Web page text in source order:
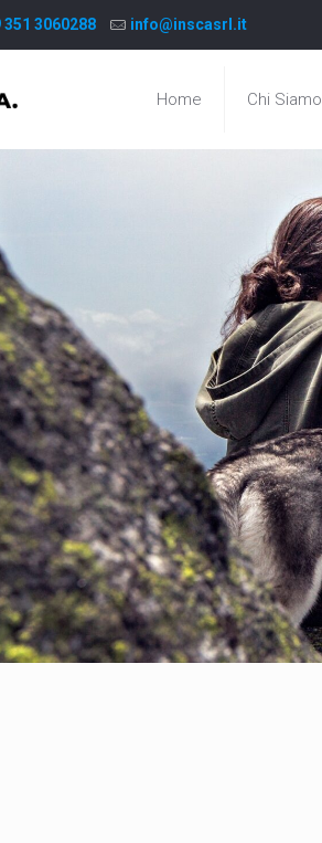
351 3060288 info@inscasrl.it
Home Chi Siamo